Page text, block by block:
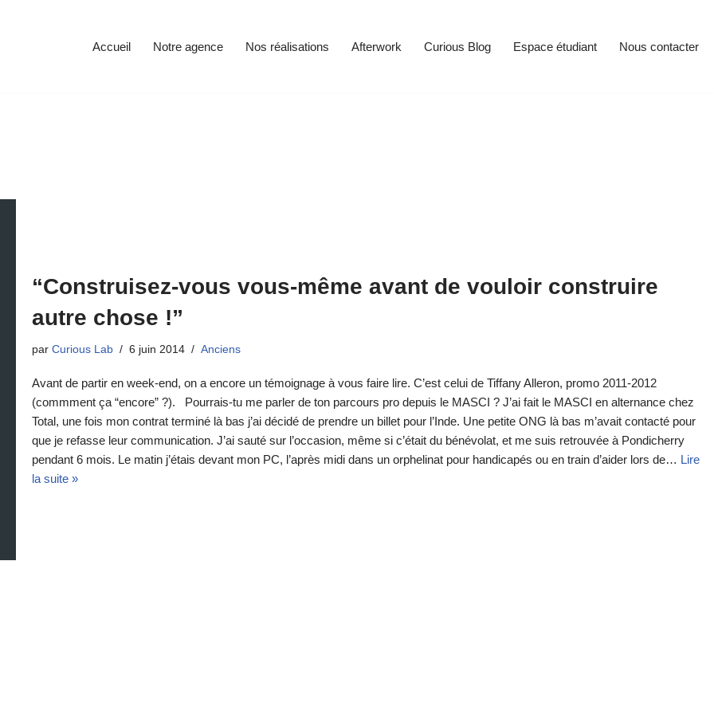
Accueil Notre agence Nos réalisations Afterwork Curious Blog Espace étudiant Nous contacter
“Construisez-vous vous-même avant de vouloir construire
autre chose !”
par Curious Lab 6 juin 2014 Anciens
Avant de partir en week-end, on a encore un témoignage à vous faire lire. C’est celui de Tiffany Alleron, promo 2011-2012
(commment ça “encore” ?). Pourrais-tu me parler de ton parcours pro depuis le MASCI ? J’ai fait le MASCI en alternance chez
Total, une fois mon contrat terminé là bas j’ai décidé de prendre un billet pour l’Inde. Une petite ONG là bas m’avait contacté pour
que je refasse leur communication. J’ai sauté sur l’occasion, même si c’était du bénévolat, et me suis retrouvée à Pondicherry
pendant 6 mois. Le matin j’étais devant mon PC, l’après midi dans un orphelinat pour handicapés ou en train d’aider lors de… Lire
la suite »